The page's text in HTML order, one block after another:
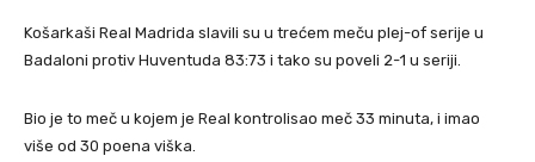
Košarkaši Real Madrida slavili su u trećem meču plej-of serije u
Badaloni protiv Huventuda 83:73 i tako su poveli 2-1 u seriji.
Bio je to meč u kojem je Real kontrolisao meč 33 minuta, i imao
više od 30 poena viška.